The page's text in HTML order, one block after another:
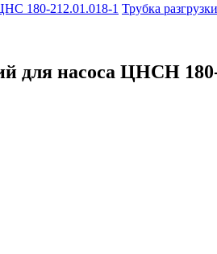
180-212.01.018-1 Трубка
для насоса ЦНСН